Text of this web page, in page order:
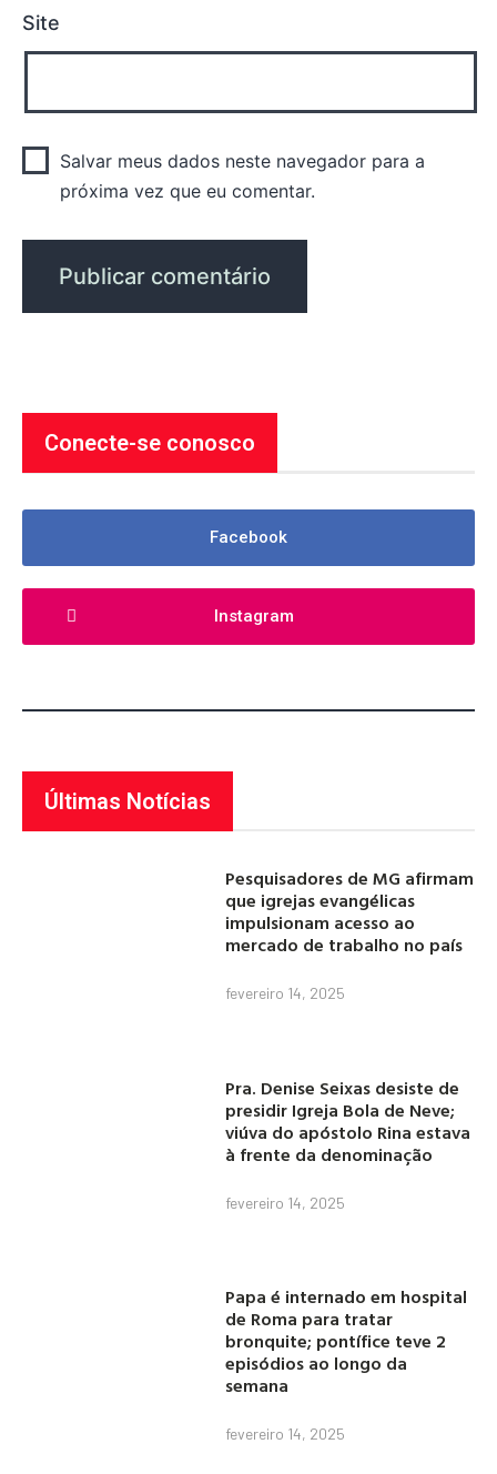
Site
Salvar meus dados neste navegador para a
próxima vez que eu comentar.
Conecte-se conosco
Facebook
Instagram
Últimas Notícias
Pesquisadores de MG afirmam
que igrejas evangélicas
impulsionam acesso ao
mercado de trabalho no país
fevereiro 14, 2025
Pra. Denise Seixas desiste de
presidir Igreja Bola de Neve;
viúva do apóstolo Rina estava
à frente da denominação
fevereiro 14, 2025
Papa é internado em hospital
de Roma para tratar
bronquite; pontífice teve 2
episódios ao longo da
semana
fevereiro 14, 2025